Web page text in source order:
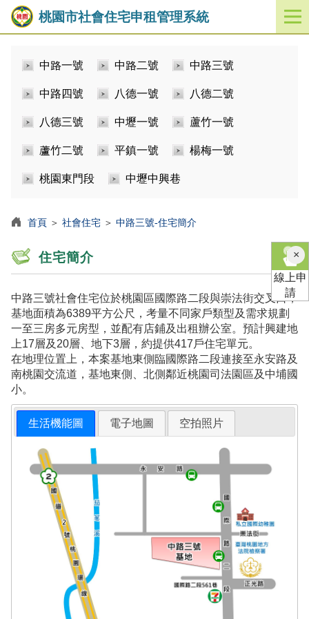
桃園市社會住宅申租管理系統
開
啟
中路一號 中路二號 中路三號
中路四號 八德一號 八德二號
八德三號 中壢一號 蘆竹一號
蘆竹二號 平鎮一號 楊梅一號
桃園東門段 中壢中興巷
首頁 ＞ 社會住宅 ＞ 中路三號-住宅簡介
住宅簡介
中路三號社會住宅位於桃園區國際路二段與崇法街交叉口，
基地面積為6389平方公尺，考量不同家戶類型及需求規劃
一至三房多元房型，並配有店鋪及出租辦公室。預計興建地
上17層及20層、地下3層，約提供417戶住宅單元。
在地理位置上，本案基地東側臨國際路二段連接至永安路及
南桃園交流道，基地東側、北側鄰近桃園司法園區及中埔國
小。
生活機能圖 電子地圖 空拍照片
×關
閉
線上申
請